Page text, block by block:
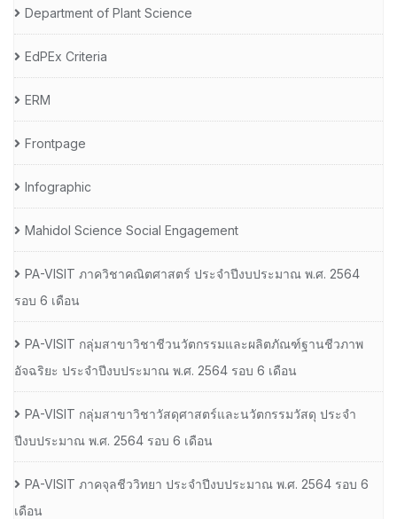
Department of Plant Science
EdPEx Criteria
ERM
Frontpage
Infographic
Mahidol Science Social Engagement
PA-VISIT ภาควิชาคณิตศาสตร์ ประจำปีงบประมาณ พ.ศ. 2564
รอบ 6 เดือน
PA-VISIT กลุ่มสาขาวิชาชีวนวัตกรรมและผลิตภัณฑ์ฐานชีวภาพ
อัจฉริยะ ประจำปีงบประมาณ พ.ศ. 2564 รอบ 6 เดือน
PA-VISIT กลุ่มสาขาวิชาวัสดุศาสตร์และนวัตกรรมวัสดุ ประจำ
ปีงบประมาณ พ.ศ. 2564 รอบ 6 เดือน
PA-VISIT ภาคจุลชีววิทยา ประจำปีงบประมาณ พ.ศ. 2564 รอบ 6
เดือน